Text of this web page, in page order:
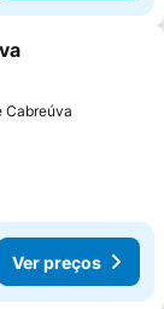
favoritos
Cabreúva
Ver preços